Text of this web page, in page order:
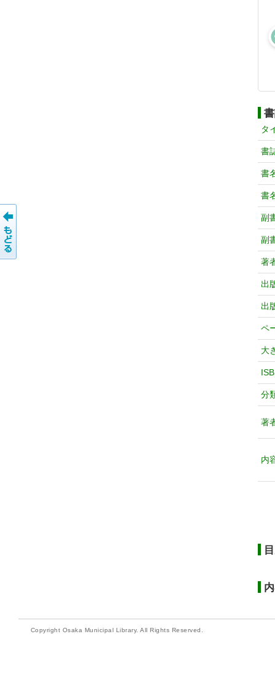
タ
書
書
書
副
副
著
出
出
ペ
大
分
著
内
Copyright Osaka Municipal Library. All Rights Reserved.